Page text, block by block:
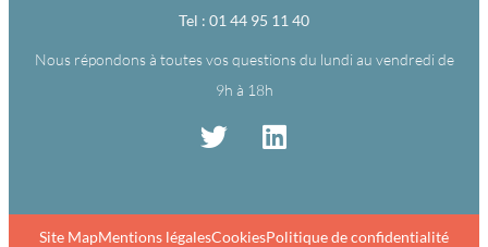
Tel : 01 44 95 11 40
Nous répondons à toutes vos questions du lundi au vendredi de
9h à 18h
Site MapMentions légalesCookiesPolitique de confidentialité